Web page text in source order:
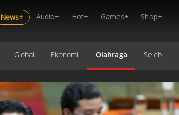
News+ Audio+ Hot+ Games+ Shop+
Global Ekonomi Olahraga Seleb